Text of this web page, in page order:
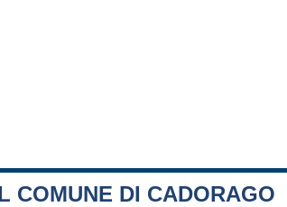
COMUNE DI CADORAGO